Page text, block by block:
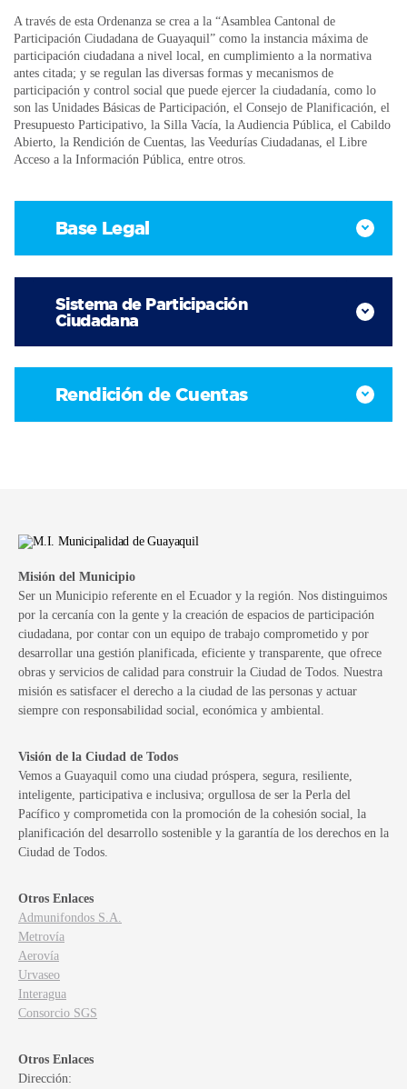
A través de esta Ordenanza se crea a la “Asamblea Cantonal de
Participación Ciudadana de Guayaquil” como la instancia máxima de
participación ciudadana a nivel local, en cumplimiento a la normativa
antes citada; y se regulan las diversas formas y mecanismos de
participación y control social que puede ejercer la ciudadanía, como lo
son las Unidades Básicas de Participación, el Consejo de Planificación, el
Presupuesto Participativo, la Silla Vacía, la Audiencia Pública, el Cabildo
Abierto, la Rendición de Cuentas, las Veedurías Ciudadanas, el Libre
Acceso a la Información Pública, entre otros.
Base Legal
Sistema de Participación
Ciudadana
Rendición de Cuentas
Misión del Municipio
Ser un Municipio referente en el Ecuador y la región. Nos distinguimos
por la cercanía con la gente y la creación de espacios de participación
ciudadana, por contar con un equipo de trabajo comprometido y por
desarrollar una gestión planificada, eficiente y transparente, que ofrece
obras y servicios de calidad para construir la Ciudad de Todos. Nuestra
misión es satisfacer el derecho a la ciudad de las personas y actuar
siempre con responsabilidad social, económica y ambiental.
Visión de la Ciudad de Todos
Vemos a Guayaquil como una ciudad próspera, segura, resiliente,
inteligente, participativa e inclusiva; orgullosa de ser la Perla del
Pacífico y comprometida con la promoción de la cohesión social, la
planificación del desarrollo sostenible y la garantía de los derechos en la
Ciudad de Todos.
Otros Enlaces
Admunifondos S.A.
Metrovía
Aerovía
Urvaseo
Interagua
Consorcio SGS
Otros Enlaces
Dirección: